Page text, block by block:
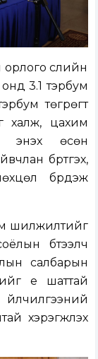
сүүлийн
3.1 тэрбум
төгрөгт
халж, цахим
өсөн
бүртгэх,
бүрдэж
шилжилтийг
бүтээлч
салбарын
үе шаттай
хэрэгжүүлэх